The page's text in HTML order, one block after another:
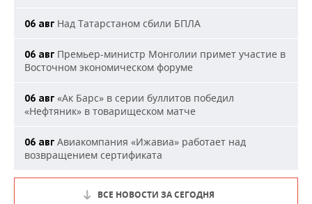
06 авг Над Татарстаном сбили БПЛА
06 авг Премьер-министр Монголии примет участие в
Восточном экономическом форуме
06 авг «Ак Барс» в серии буллитов победил
«Нефтяник» в товарищеском матче
06 авг Авиакомпания «Ижавиа» работает над
возвращением сертификата
ВСЕ НОВОСТИ ЗА СЕГОДНЯ